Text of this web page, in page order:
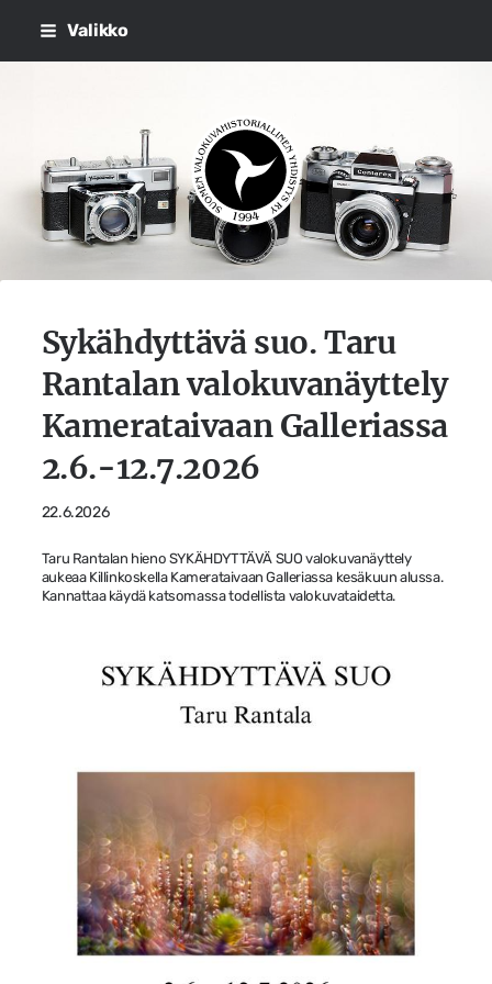
Siirry
sivun
sisältöön
Valikko
Suomen
Sykähdyttävä suo. Taru
Rantalan valokuvanäyttely
Kamerataivaan Galleriassa
2.6.-12.7.2026
22.6.2026
Taru Rantalan hieno SYKÄHDYTTÄVÄ SUO valokuvanäyttely
aukeaa Killinkoskella Kamerataivaan Galleriassa kesäkuun alussa.
Kannattaa käydä katsomassa todellista valokuvataidetta.